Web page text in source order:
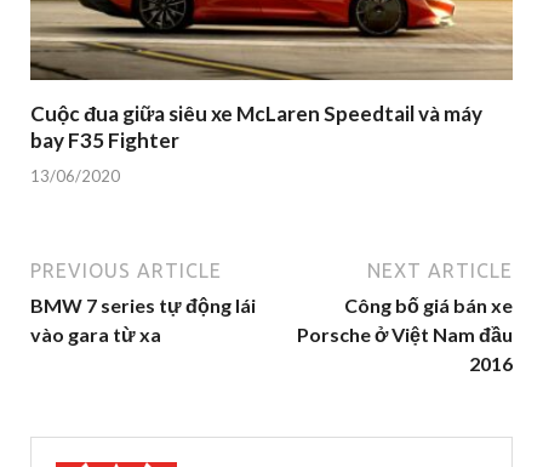
Cuộc đua giữa siêu xe McLaren Speedtail và máy
bay F35 Fighter
13/06/2020
PREVIOUS ARTICLE
BMW 7 series tự động lái
vào gara từ xa
NEXT ARTICLE
Công bố giá bán xe
Porsche ở Việt Nam đầu
2016